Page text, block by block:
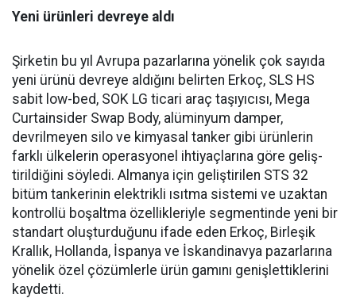
Yeni ürünleri devreye aldı
Şirketin bu yıl Avrupa pazar­larına yönelik çok sayıda
yeni ürünü devreye aldığını belirten Erkoç, SLS HS
sabit low-bed, SOK LG ticari araç taşıyıcısı, Mega
Curtainsider Swap Body, alüminyum damper,
devrilme­yen silo ve kimyasal tanker gibi ürünlerin
farklı ülkelerin ope­rasyonel ihtiyaçlarına göre geliş­
tirildiğini söyledi. Almanya için geliştirilen STS 32
bitüm tan­kerinin elektrikli ısıtma siste­mi ve uzaktan
kontrollü boşalt­ma özellikleriyle segmentinde yeni bir
standart oluşturduğunu ifade eden Erkoç, Birleşik
Kral­lık, Hollanda, İspanya ve İskan­dinavya pazarlarına
yönelik özel çözümlerle ürün gamını geniş­lettiklerini
kaydetti.